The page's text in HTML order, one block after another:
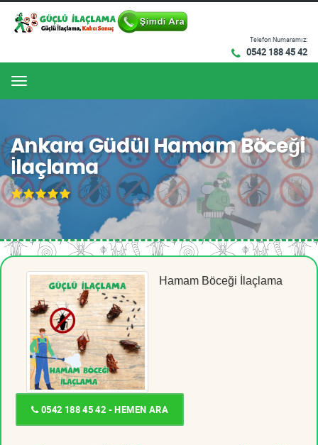
Telefon Numaramız:
0542 188 45 42
Menu
Ankara Güdül Hamam Böceği
İlaçlama
Hamam Böceği İlaçlama
0542 188 45 42 - HEMEN ARA